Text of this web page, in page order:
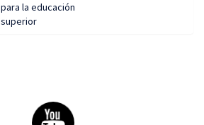
para la educación
superior